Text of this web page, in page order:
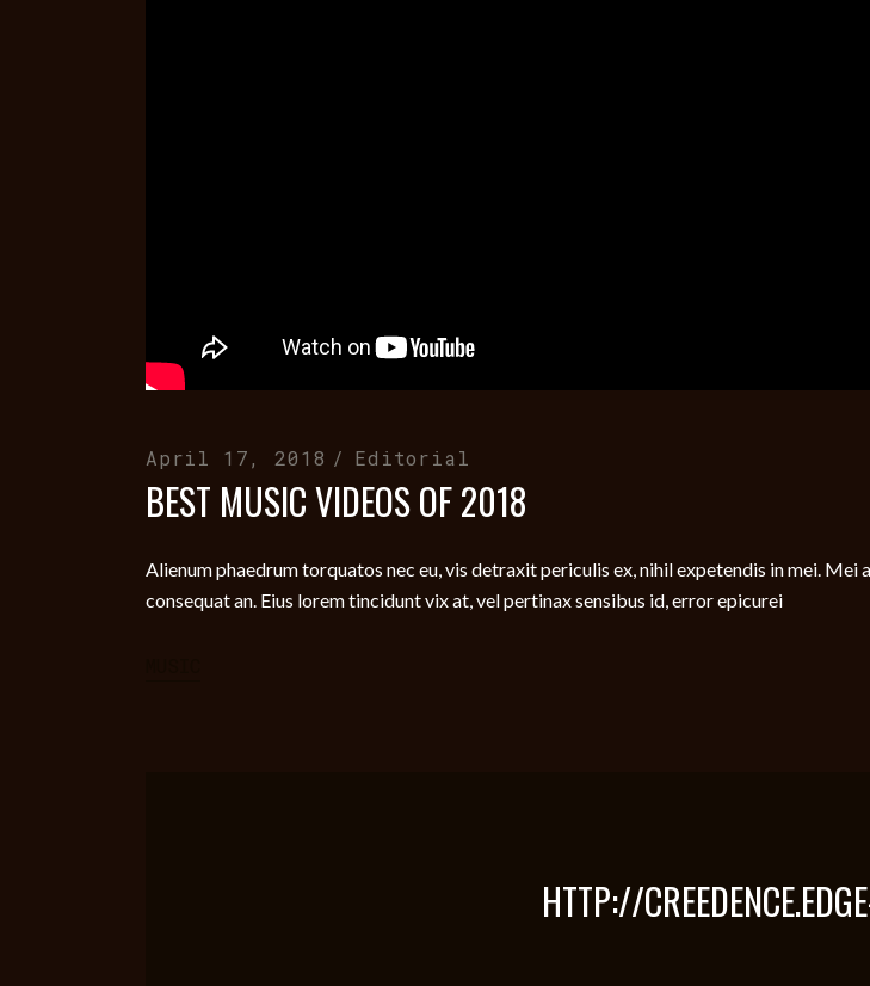
April 17, 2018 Editorial
BEST MUSIC VIDEOS OF 2018
Alienum phaedrum torquatos nec eu, vis detraxit periculis ex, nihil expetendis in mei.
consequat an. Eius lorem tincidunt vix at, vel pertinax sensibus id, error epicurei
HTTP://